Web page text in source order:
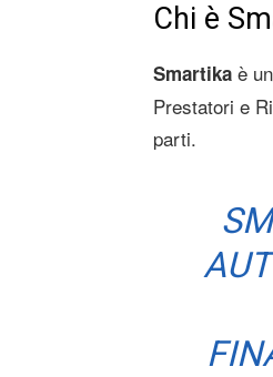
Chi è
Smartika è
Prestatori e
parti.